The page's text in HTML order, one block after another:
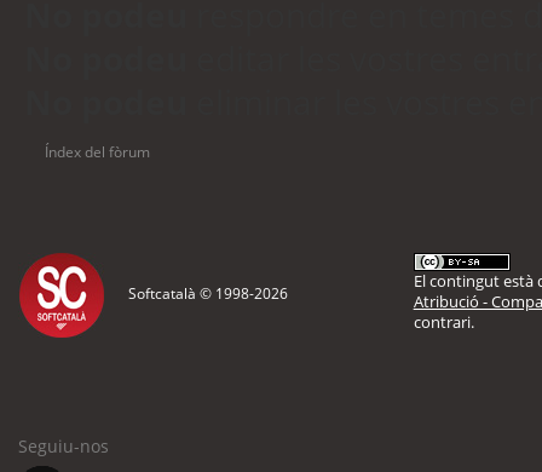
Índex del fòrum
Softcatalà © 1998-2026
El contingut està
Atribució -
contrari.
Seguiu-nos